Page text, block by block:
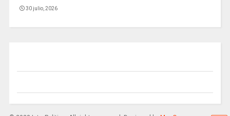
30 julio, 2026